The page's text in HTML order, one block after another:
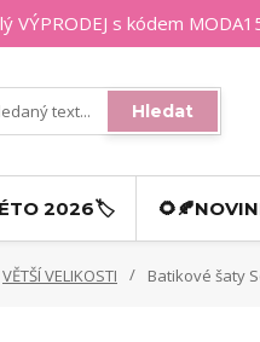
VÝPRODEJ s kódem
Hledat
2026🏷️
VĚTŠÍ VELIKOSTI Batikové šaty